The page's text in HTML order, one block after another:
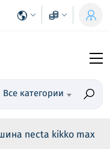
Все категории
necta kikko max